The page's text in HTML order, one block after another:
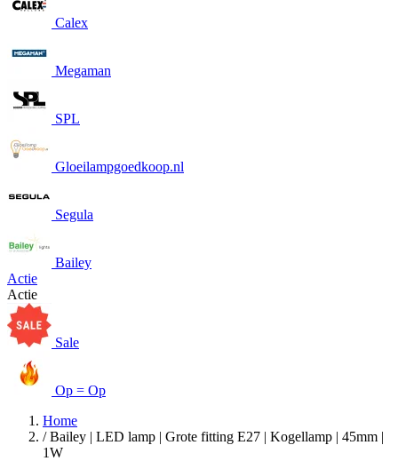
Calex
Megaman
SPL
Gloeilampgoedkoop.nl
Segula
Bailey
Actie
Actie
Sale
Op = Op
Home
/ Bailey | LED lamp | Grote fitting E27 | Kogellamp | 45mm |
1W